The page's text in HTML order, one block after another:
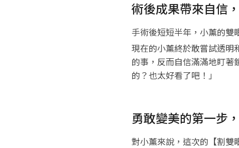
術後成果帶來自信
手術後短短半年，小薰的雙
現在的小薰終於敢嘗試透明
的事，反而自信滿滿地盯著
的？也太好看了吧！」
勇敢變美的第一步
對小薰來說，這次的【割雙